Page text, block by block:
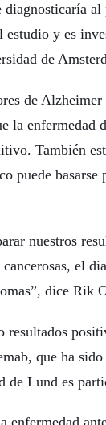
diagnosticaría
estudio y es
de
de Alzheimer
la enfermedad
También
puede
nuestros
el
dice Rik
resultados
que ha
de Lund es